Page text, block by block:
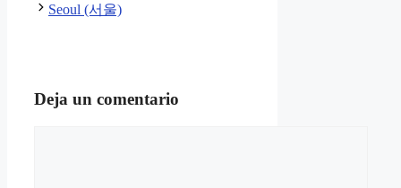
Seoul (서울)
Deja un comentario